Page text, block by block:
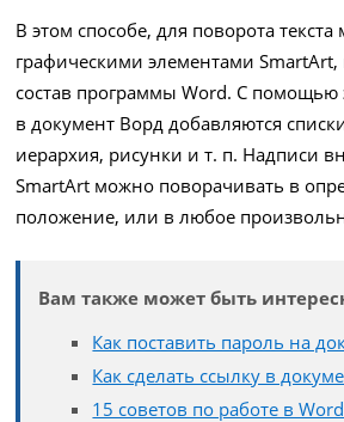
В этом способе, для поворота
графическими элементами
состав программы Word. С помощью
в документ Ворд добавляются
иерархия, рисунки и т. п. Надписи
SmartArt можно поворачивать в
положение, или в любое
Вам также может быть
Как поставить пароль на
Как сделать ссылку в
15 советов по работе в Word